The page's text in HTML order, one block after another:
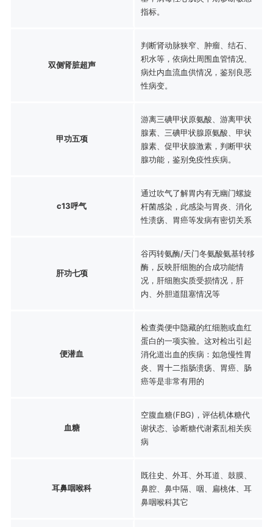
指标。
双侧肾脏超声
判断肾动脉狭窄、肿瘤、结石、
积水等，依病灶周围血管情况、
病灶内血流血供情况，鉴别良恶
性病变。
甲功五项
游离三碘甲状原氨酸、游离甲状
腺素、三碘甲状腺原氨酸、甲状
腺素、促甲状腺激素，判断甲状
腺功能，鉴别免疫性疾病。
c13呼气
通过吹气了解胃内有无幽门螺旋
杆菌感染，此感染与胃炎、消化
性溃疡、胃癌等发病有密切关系
肝功七项
谷丙转氨酶/天门冬氨酸氨基转移
酶，反映肝细胞的合成功能情
况，肝细胞实质受损情况，肝
内、外胆道阻塞情况等
便潜血
检查粪便中隐藏的红细胞或血红
蛋白的一项实验。这对检出引起
消化道出血的疾病：如急慢性胃
炎、胃十二指肠溃疡、胃癌、肠
癌等是非常有用的
血糖
空腹血糖(FBG)，评估机体糖代
谢状态、诊断糖代谢紊乱相关疾
病
耳鼻咽喉科
既往史、外耳、外耳道、鼓膜、
鼻腔、鼻中隔、咽、扁桃体、耳
鼻咽喉科其它